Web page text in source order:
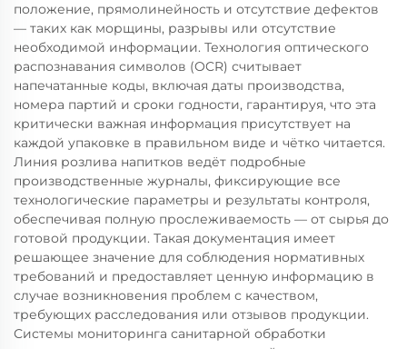
положение, прямолинейность и отсутствие дефектов
— таких как морщины, разрывы или отсутствие
необходимой информации. Технология оптического
распознавания символов (OCR) считывает
напечатанные коды, включая даты производства,
номера партий и сроки годности, гарантируя, что эта
критически важная информация присутствует на
каждой упаковке в правильном виде и чётко читается.
Линия розлива напитков ведёт подробные
производственные журналы, фиксирующие все
технологические параметры и результаты контроля,
обеспечивая полную прослеживаемость — от сырья до
готовой продукции. Такая документация имеет
решающее значение для соблюдения нормативных
требований и предоставляет ценную информацию в
случае возникновения проблем с качеством,
требующих расследования или отзывов продукции.
Системы мониторинга санитарной обработки